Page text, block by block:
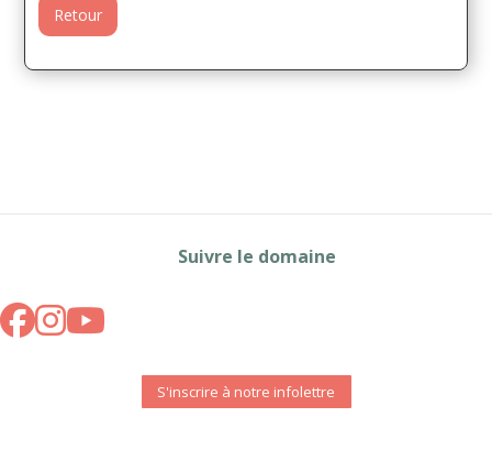
Retour
Suivre le domaine
S'inscrire à notre infolettre